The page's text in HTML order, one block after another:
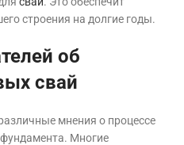
строения на долгие годы.
об
свай
мнения о процессе
Многие